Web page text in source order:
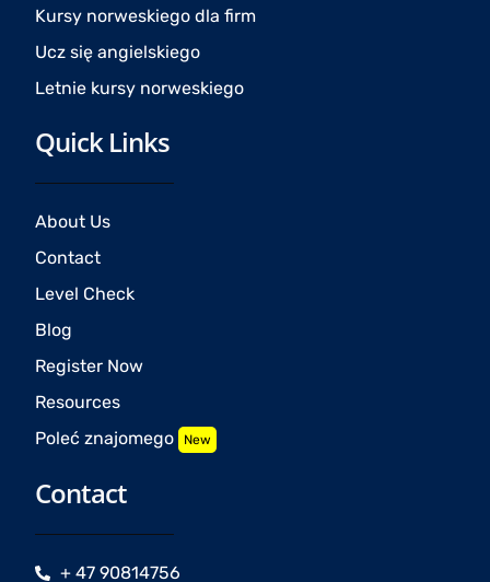
Kursy norweskiego dla firm
Ucz się angielskiego
Letnie kursy norweskiego
Quick Links
About Us
Contact
Level Check
Blog
Register Now
Resources
Poleć znajomego New
Contact
+ 47 90814756